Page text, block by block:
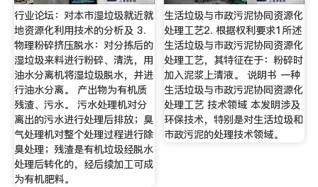
行业论坛：对本市湿垃圾就近就
地资源化利用技术的分析及 3.
物理粉碎挤压脱水：对分拣后的
湿垃圾来料进行粉碎、清洗，用
油水分离机将湿垃圾脱水，并进
行油水分离。 产出物为有机质
残渣、污水。 污水处理机对分
离出的污水进行处理后排放；臭
气处理机对整个处理过程进行除
臭处理；残渣是有机垃圾经脱水
处理后转化的，经后续加工可成
为有机肥料。
生活垃圾与市政污泥协同资源化
处理工艺2. 根据权利要求1所述
生活垃圾与市政污泥协同资源化
处理工艺，其特征在于：粉碎时
加入泥浆上清液。 说明书 一种
生活垃圾与市政污泥协同资源化
处理工艺 技术领域 本发明涉及
环保技术，特别是对生活垃圾和
市政污泥的处理技术领域。